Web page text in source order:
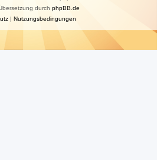
durch phpBB.de
| Nutzungsbedingungen